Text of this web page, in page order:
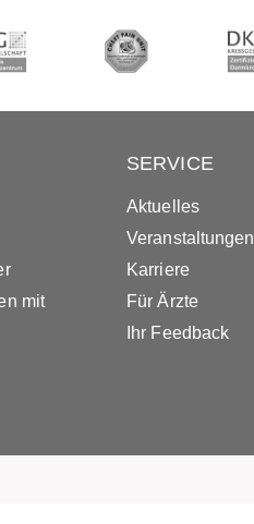
mit
SERVICE
Aktuelles
Veranstaltungen
Karriere
Für Ärzte
Ihr Feedback